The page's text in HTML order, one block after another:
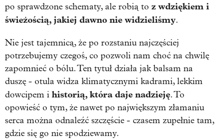
po sprawdzone schematy, ale robią to z wdziękiem i
świeżością, jakiej dawno nie widzieliśmy.
Nie jest tajemnicą, że po rozstaniu najczęściej
potrzebujemy czegoś, co pozwoli nam choć na chwilę
zapomnieć o bólu. Ten tytuł działa jak balsam na
duszę - otula widza klimatycznymi kadrami, lekkim
dowcipem i historią, która daje nadzieję. To
opowieść o tym, że nawet po największym złamaniu
serca można odnaleźć szczęście - czasem zupełnie tam,
gdzie się go nie spodziewamy.